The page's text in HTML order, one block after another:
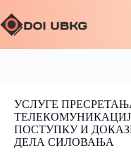
УСЛУГЕ
ПОСТУПКУ И
ДЕЛА СИЛОВАЊА